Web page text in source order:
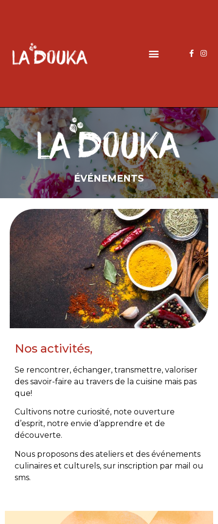
ÉVÉNEMENTS
Nos activités,
Se rencontrer, échanger, transmettre, valoriser
des savoir-faire au travers de la cuisine mais pas
que!
Cultivons notre curiosité, note ouverture
d’esprit, notre envie d’apprendre et de
découverte.
Nous proposons des ateliers et des événements
culinaires et culturels, sur inscription par mail ou
sms.